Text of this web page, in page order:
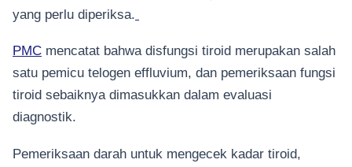
yang perlu diperiksa.
PMC mencatat bahwa disfungsi tiroid merupakan salah
satu pemicu telogen effluvium, dan pemeriksaan fungsi
tiroid sebaiknya dimasukkan dalam evaluasi
diagnostik.
Pemeriksaan darah untuk mengecek kadar tiroid,